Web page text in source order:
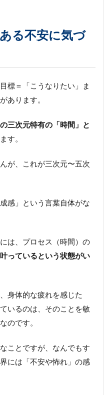
る不安に気づ
標＝「こうなりたい」ま
あります。
三次元特有の「時間」と
す。
が、これが三次元〜五次
感」という言葉自体がな
には、プロセス（時間）の
っているという状態がい
身体的な疲れを感じた
いるのは、そのことを敏
のです。
ことですが、なんでもす
には「不安や怖れ」の感